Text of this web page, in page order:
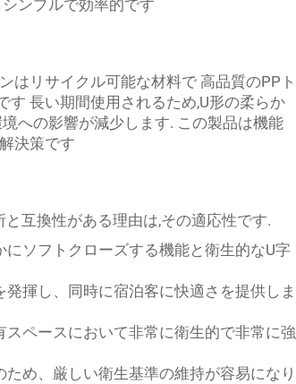
ンプルで効率的です
はリサイクル可能な材料で 高品質のPPト
長い期間使用されるため,U形の柔らか
への影響が減少します. この製品は機能
決策です
互換性がある理由は,その適応性です.
ソフトクローズする機能と衛生的なU字
揮し、同時に宿泊客に快適さを提供しま
ペースにおいて非常に衛生的で非常に強
め、厳しい衛生基準の維持が容易になり